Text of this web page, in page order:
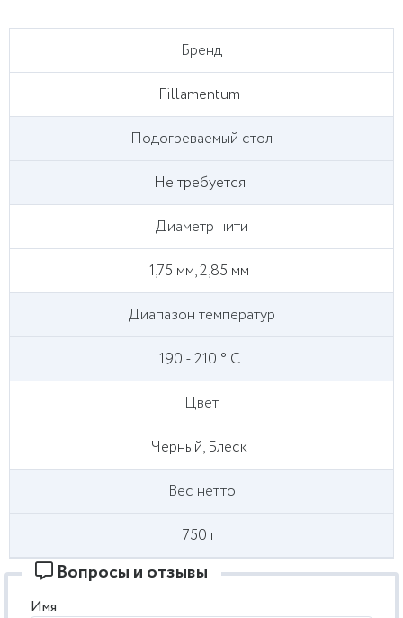
Бренд
Fillamentum
Подогреваемый стол
Не требуется
Диаметр нити
1,75 мм, 2,85 мм
Диапазон температур
190 - 210 ° С
Цвет
Черный, Блеск
Вес нетто
750 г
Вопросы и отзывы
Имя